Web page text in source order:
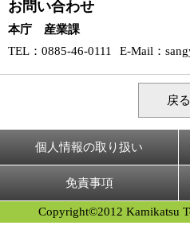
お問い合わせ
本庁 産業課
TEL ：0885-46-0111 E-Mail ：
戻る
個人情報の取り扱い
免責事項
Copyright©2012 Kamikatsu